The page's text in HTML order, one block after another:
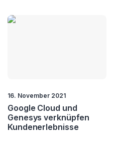
16. November 2021
Google Cloud und
Genesys verknüpfen
Kundenerlebnisse